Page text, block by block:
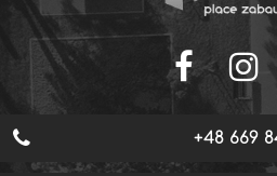
+48 669